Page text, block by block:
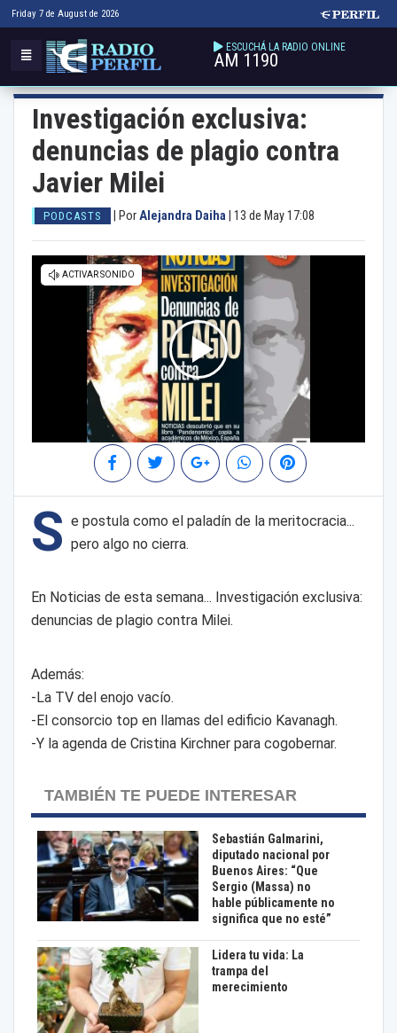
Friday 7 de August de 2026
ESCUCHÁ LA RADIO ONLINE
AM 1190
Investigación exclusiva:
denuncias de plagio contra
Javier Milei
PODCASTS PorAlejandra Daiha 13 de May 17:08
S e postula como el paladín de la meritocracia...
pero algo no cierra.
En Noticias de esta semana... Investigación exclusiva:
denuncias de plagio contra Milei.
Además:
-La TV del enojo vacío.
-El consorcio top en llamas del edificio Kavanagh.
-Y la agenda de Cristina Kirchner para cogobernar.
TAMBIÉN TE PUEDE INTERESAR
Sebastián Galmarini,
diputado nacional por
Buenos Aires: “Que
Sergio (Massa) no
hable públicamente no
significa que no esté”
Lidera tu vida: La
trampa del
merecimiento